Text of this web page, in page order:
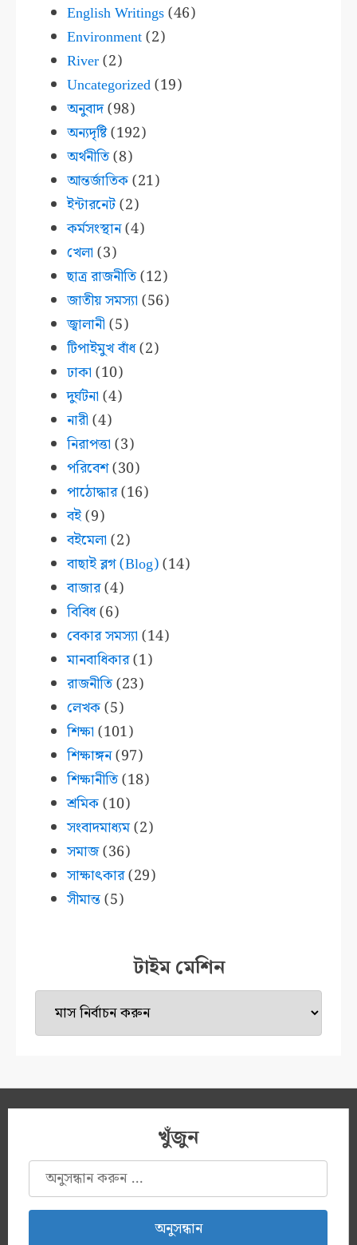
English Writings(46)
Environment(2)
River(2)
Uncategorized(19)
অনুবাদ(98)
অন্যদৃষ্টি(192)
অর্থনীতি(8)
আন্তর্জাতিক(21)
ইন্টারনেট(2)
কর্মসংস্থান(4)
খেলা (3)
ছাত্র রাজনীতি(12)
জাতীয় সমস্যা (56)
জ্বালানী (5)
টিপাইমুখ বাঁধ(2)
ঢাকা (10)
দুর্ঘটনা (4)
নারী (4)
নিরাপত্তা (3)
পরিবেশ(30)
পাঠোদ্ধার(16)
বই(9)
বইমেলা (2)
বাছাই ব্লগ (Blog)(14)
বাজার(4)
বিবিধ(6)
বেকার সমস্যা (14)
মানবাধিকার(1)
রাজনীতি(23)
লেখক(5)
শিক্ষা (101)
শিক্ষাঙ্গন(97)
শিক্ষানীতি(18)
শ্রমিক(10)
সংবাদমাধ্যম(2)
সমাজ(36)
সাক্ষাৎকার(29)
সীমান্ত(5)
টাইম মেশিন
টাইম
মেশিন
খুঁজুন
অনুসন্ধানঃ